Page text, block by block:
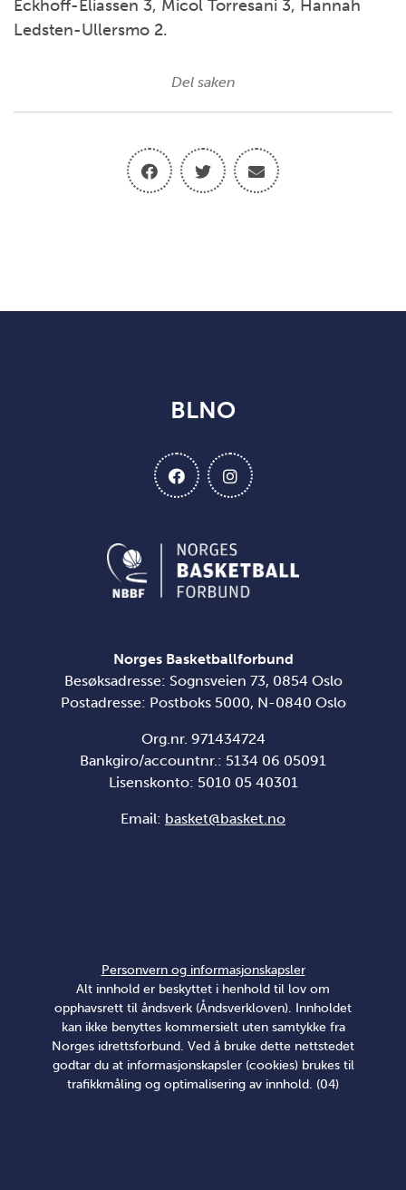
Eckhoff-Eliassen 3, Micol Torresani 3, Hannah
Ledsten-Ullersmo 2.
Del saken
BLNO
Norges Basketballforbund
Besøksadresse: Sognsveien 73, 0854 Oslo
Postadresse: Postboks 5000, N-0840 Oslo
Org.nr. 971434724
Bankgiro/accountnr.: 5134 06 05091
Lisenskonto: 5010 05 40301
Email: basket@basket.no
Personvern og informasjonskapsler
Alt innhold er beskyttet i henhold til lov om
opphavsrett til åndsverk (Åndsverkloven). Innholdet
kan ikke benyttes kommersielt uten samtykke fra
Norges idrettsforbund. Ved å bruke dette nettstedet
godtar du at informasjonskapsler (cookies) brukes til
trafikkmåling og optimalisering av innhold. (04)